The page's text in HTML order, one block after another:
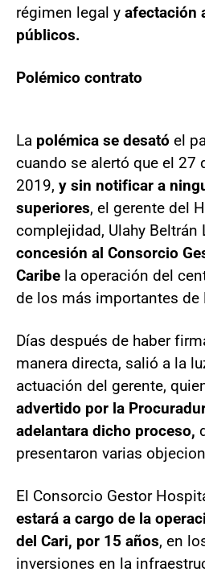
régimen legal y afectación
públicos.
Polémico contrato
La polémica se desató el
cuando se alertó que el 27
2019, y sin notificar a
superiores, el gerente del
complejidad, Ulahy Beltrán
concesión al Consorcio
Caribe la operación del
de los más importantes de
Días después de haber
manera directa, salió a la
actuación del gerente,
advertido por la
adelantara dicho proceso,
presentaron varias
El Consorcio Gestor
estará a cargo de la
del Cari, por 15 años, en
inversiones en la